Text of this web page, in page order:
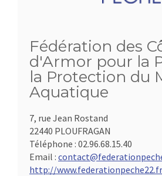
Fédération des
d'Armor pour la
la Protection du
Aquatique
7, rue Jean Rostand
22440 PLOUFRAGAN
Téléphone : 02.96.68.15.40
Email :
http://www.federationpeche22.fr